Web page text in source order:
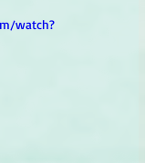
watch?